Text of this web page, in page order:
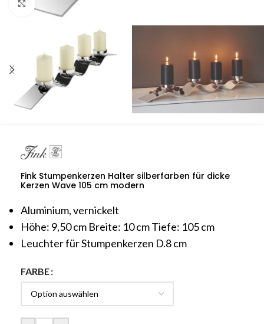
Click to enlarge
Fink Stumpenkerzen Halter silberfarben für dicke
Kerzen Wave 105 cm modern
Aluminium, vernickelt
Höhe: 9,50 cm Breite: 10 cm Tiefe: 105 cm
Leuchter für Stumpenkerzen D.8 cm
FARBE